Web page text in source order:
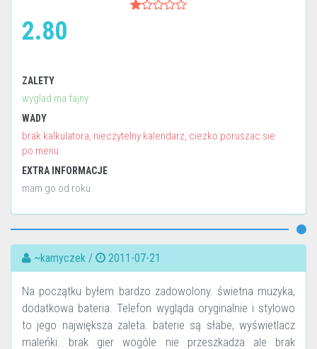
2.80
ZALETY
wyglad ma fajny
WADY
brak kalkulatora, nieczytelny kalendarz, ciezko poruszac sie
po menu
EXTRA INFORMACJE
mam go od roku
~kamyczek / 2011-07-21
Na początku byłem bardzo zadowolony. świetna muzyka,
dodatkowa bateria. Telefon wygląda oryginalnie i stylowo
to jego największa zaleta. baterie są słabe, wyświetlacz
maleńki. brak gier wogóle nie przeszkadza ale brak